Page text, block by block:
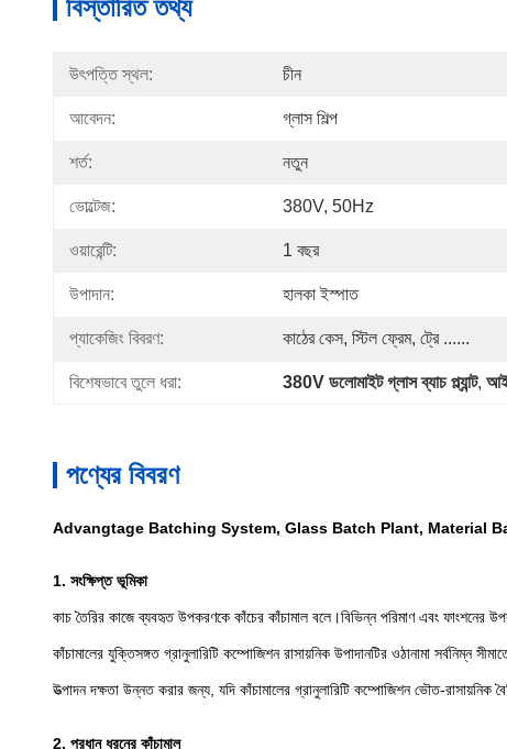
বিস্তারিত তথ্য
উৎপত্তি স্থল: চীন
আবেদন: গ্লাস শিল্প
শর্ত: নতুন
ভোল্টেজ: 380V, 50Hz
ওয়ারেন্টি: 1 বছর
উপাদান: হালকা ইস্পাত
প্যাকেজিং বিবরণ: কাঠের কেস, স্টিল ফ্রেম, ট্রে ......
বিশেষভাবে তুলে ধরা: 380V ডলোমাইট গ্লাস ব্যাচ প্ল্যান্ট,
পণ্যের বিবরণ
Advangtage Batching System, Glass Batch Plant, Material
1. সংক্ষিপ্ত ভূমিকা
কাচ তৈরির কাজে ব্যবহৃত উপকরণকে কাঁচের কাঁচামাল বলে।বিভিন্ন পরিমাণ এবং
কাঁচামালের যুক্তিসঙ্গত গ্রানুলারিটি কম্পোজিশন রাসায়নিক উপাদানটির ওঠানামা
উত্পাদন দক্ষতা উন্নত করার জন্য, যদি কাঁচামালের গ্রানুলারিটি কম্পোজিশন ভৌত-রাসায়নিক
2. প্রধান ধরনের কাঁচামাল